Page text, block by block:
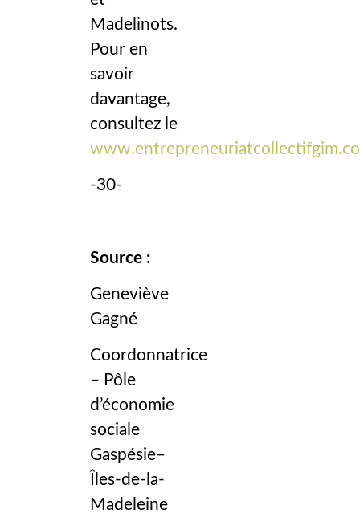
Madelinots.
Pour en
savoir
davantage,
consultez le
-30-
Source :
Geneviève
Gagné
Coordonnatrice
– Pôle
d’économie
sociale
Gaspésie–
Îles-de-la-
Madeleine